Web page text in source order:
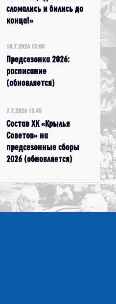
сломались и бились до
конца!»
10.7.2026 13:00
Предсезонка 2026:
расписание
(обновляется)
7.7.2026 15:45
Состав ХК «Крылья
Советов» на
предсезонные сборы
2026 (обновляется)